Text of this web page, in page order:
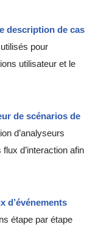
description de cas
pour
utilisateur et le
de scénarios de
d’analyseurs
d’interaction afin
d’événements
étape par étape